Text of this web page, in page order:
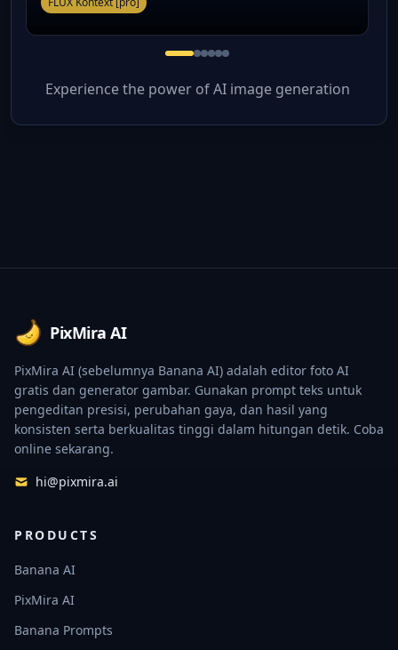
Experience the power of AI image generation
PixMira AI
PixMira AI (sebelumnya Banana AI) adalah editor foto AI
gratis dan generator gambar. Gunakan prompt teks untuk
pengeditan presisi, perubahan gaya, dan hasil yang
konsisten serta berkualitas tinggi dalam hitungan detik. Coba
online sekarang.
hi@pixmira.ai
PRODUCTS
Banana AI
PixMira AI
Banana Prompts